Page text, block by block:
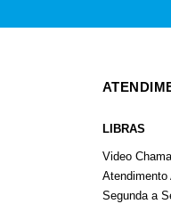
LIBRAS
Video
Atendimento
Segunda a